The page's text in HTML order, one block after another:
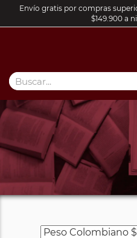
Envío gratis por compras
$149.900 a